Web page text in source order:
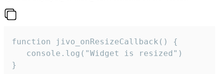
function jivo_onResizeCallback() {
   console.log("Widget is resized")
}